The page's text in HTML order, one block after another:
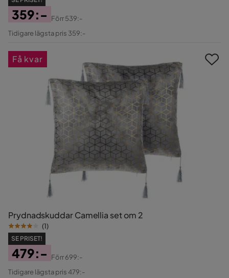
Pris
359:-
Original
Förr539:-
Tidigare lägsta pris 359:-
Prydnadskuddar Camellia set om 2
(1)
SE PRISET!
Pris
479:-
Original
Förr699:-
Tidigare lägsta pris 479:-
Få kvar